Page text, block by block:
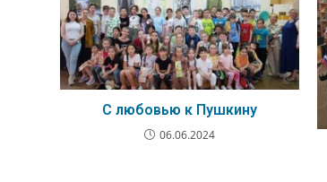
С любовью к Пушкину
06.06.2024